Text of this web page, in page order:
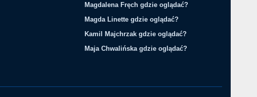
Magdalena Fręch gdzie oglądać?
Magda Linette gdzie oglądać?
Kamil Majchrzak gdzie oglądać?
Maja Chwalińska gdzie oglądać?